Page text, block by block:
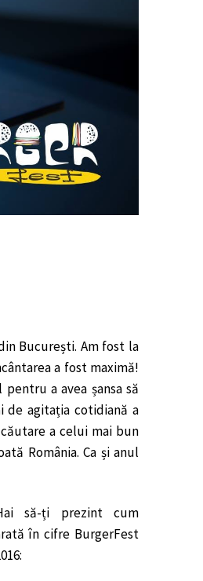
București. Am fost la
a fost maximă!
a avea șansa să
de agitația cotidiană a
a celui mai bun
România. Ca și anul
să-ți prezint cum
în cifre BurgerFest